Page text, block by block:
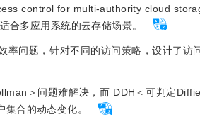
control for multi-authority cloud
合多应用系统的云存储场景。
率问题，针对不同的访问策略，设计了访
＞问题难解决，而 DDH＜可判定
合的动态变化。